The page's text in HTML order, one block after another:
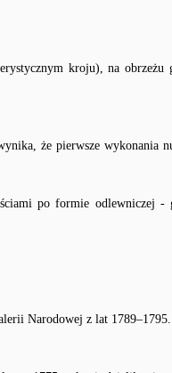
kroju), na obrzeżu
że pierwsze wykonania
po formie odlewniczej -
Narodowej z lat 1789–1795.